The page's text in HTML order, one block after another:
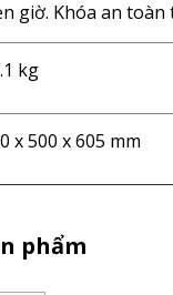
giờ. Khóa an toàn
kg
x 500 x 605 mm
phẩm